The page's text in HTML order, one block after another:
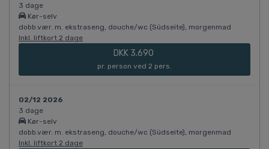
3 dage
Kør-selv
dobb.vær. m. ekstraseng, douche/wc (Südseite), morgenmad
Inkl. liftkort 2 dage
DKK 3.690
pr. person ved 2 pers.
02/12 2026
3 dage
Kør-selv
dobb.vær. m. ekstraseng, douche/wc (Südseite), morgenmad
Inkl. liftkort 2 dage